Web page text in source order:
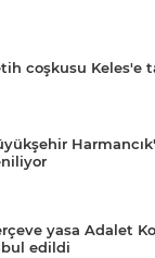
coşkusu Keles'e
yasa Adalet
edildi